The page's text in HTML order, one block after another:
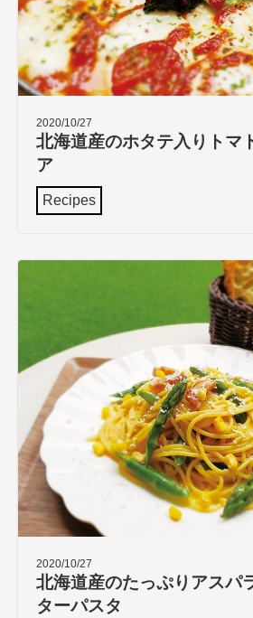
2020/10/27
北海道産のホタテ入りトマ
ア
Recipes
2020/10/27
北海道産のたっぷりアスパ
ターパスタ